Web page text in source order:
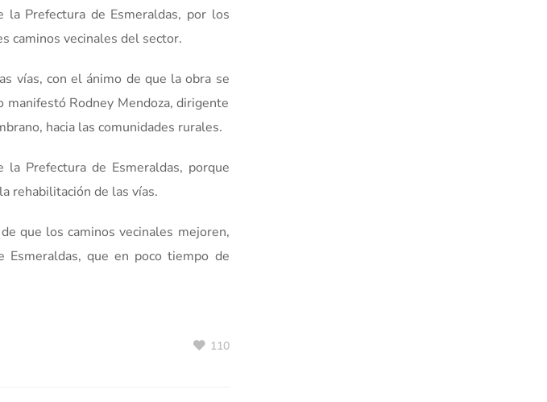
la Prefectura de Esmeraldas, por los
caminos vecinales del sector.
vías, con el ánimo de que la obra se
Rodney Mendoza, dirigente
hacia las comunidades rurales.
Prefectura de Esmeraldas, porque
rehabilitación de las vías.
que los caminos vecinales mejoren,
Esmeraldas, que en poco tiempo de
110